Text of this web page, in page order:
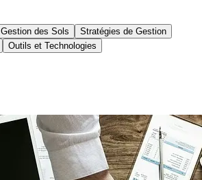
Gestion des Sols
Stratégies de Gestion
Outils et Technologies